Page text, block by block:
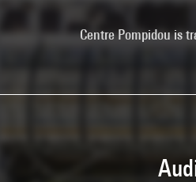
Centre Pompidou is